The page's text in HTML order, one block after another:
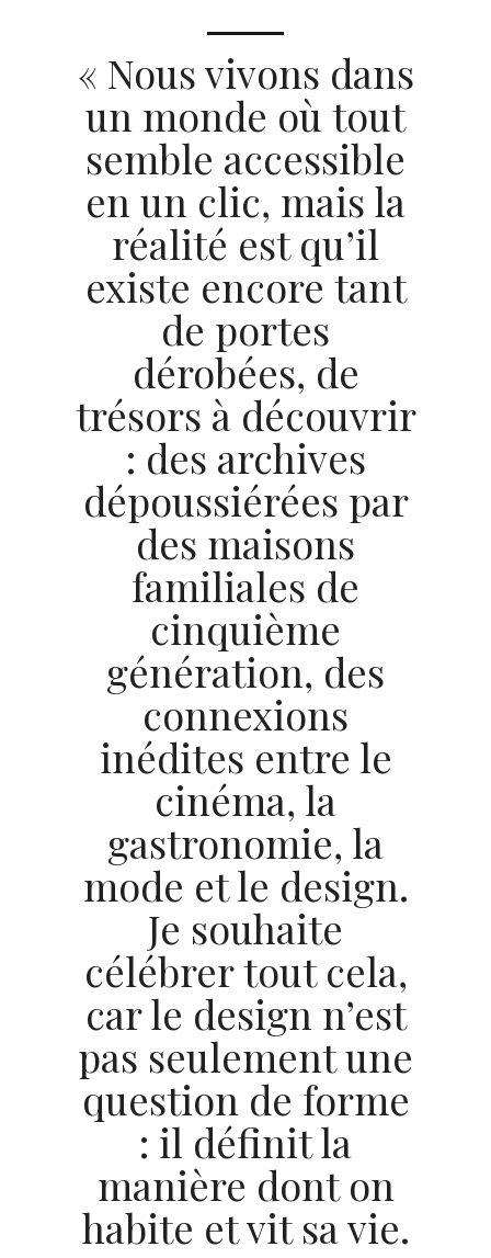
« Nous vivons dans
un monde où tout
semble accessible
en un clic, mais la
réalité est qu’il
existe encore tant
de portes
dérobées, de
trésors à découvrir
: des archives
dépoussiérées par
des maisons
familiales de
cinquième
génération, des
connexions
inédites entre le
cinéma, la
gastronomie, la
mode et le design.
Je souhaite
célébrer tout cela,
car le design n’est
pas seulement une
question de forme
: il définit la
manière dont on
habite et vit sa vie.